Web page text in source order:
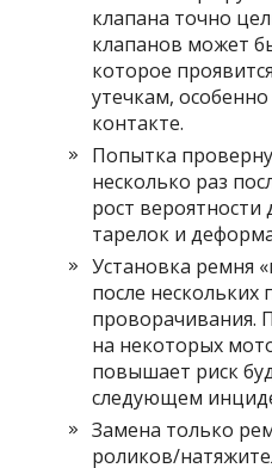
клапана точно
клапанов может
которое
утечкам,
контакте.
Попытка
несколько раз
рост вероятности
тарелок и
Установка ремня
после нескольких
проворачивания.
на некоторых
повышает риск
следующем
Замена только
роликов/